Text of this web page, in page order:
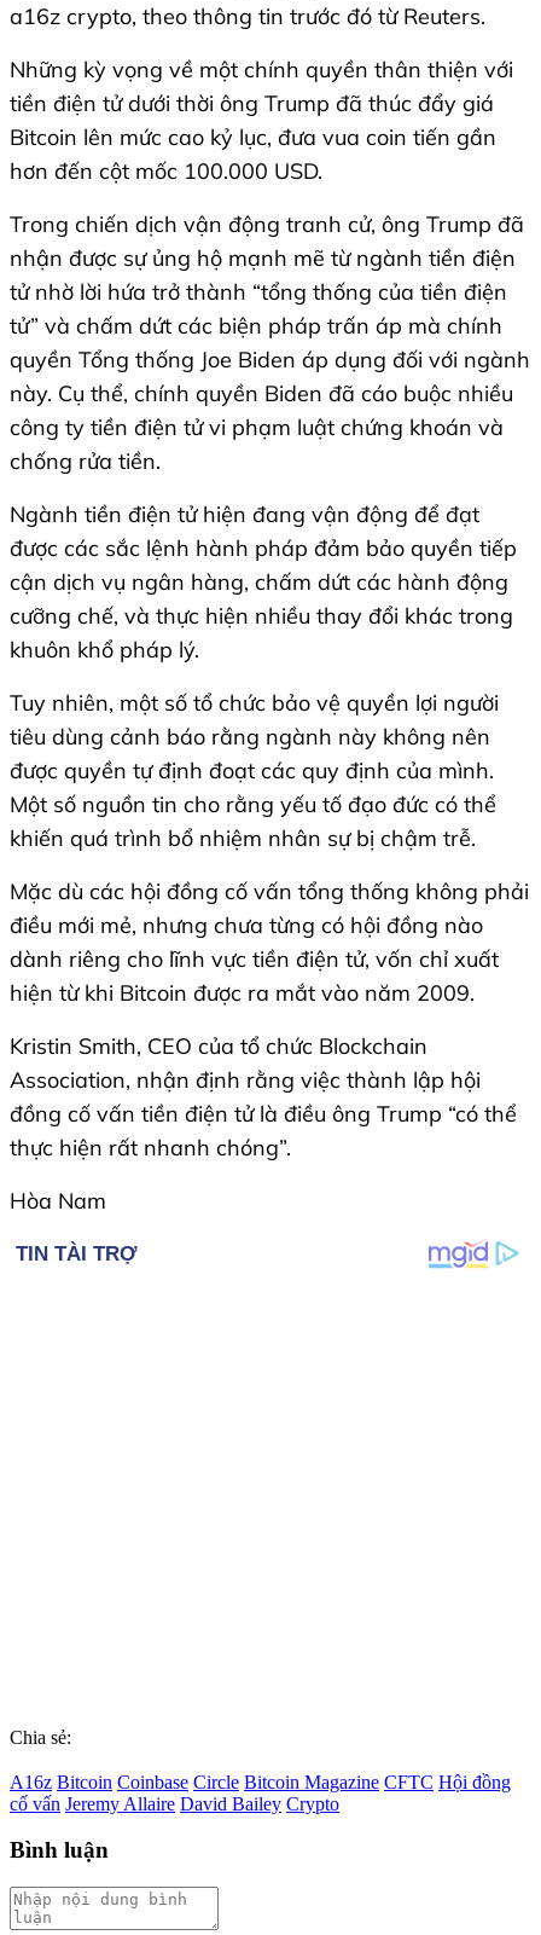
a16z crypto, theo thông tin trước đó từ Reuters.
Những kỳ vọng về một chính quyền thân thiện với
tiền điện tử dưới thời ông Trump đã thúc đẩy giá
Bitcoin lên mức cao kỷ lục, đưa vua coin tiến gần
hơn đến cột mốc 100.000 USD.
Trong chiến dịch vận động tranh cử, ông Trump đã
nhận được sự ủng hộ mạnh mẽ từ ngành tiền điện
tử nhờ lời hứa trở thành “tổng thống của tiền điện
tử” và chấm dứt các biện pháp trấn áp mà chính
quyền Tổng thống Joe Biden áp dụng đối với ngành
này. Cụ thể, chính quyền Biden đã cáo buộc nhiều
công ty tiền điện tử vi phạm luật chứng khoán và
chống rửa tiền.
Ngành tiền điện tử hiện đang vận động để đạt
được các sắc lệnh hành pháp đảm bảo quyền tiếp
cận dịch vụ ngân hàng, chấm dứt các hành động
cưỡng chế, và thực hiện nhiều thay đổi khác trong
khuôn khổ pháp lý.
Tuy nhiên, một số tổ chức bảo vệ quyền lợi người
tiêu dùng cảnh báo rằng ngành này không nên
được quyền tự định đoạt các quy định của mình.
Một số nguồn tin cho rằng yếu tố đạo đức có thể
khiến quá trình bổ nhiệm nhân sự bị chậm trễ.
Mặc dù các hội đồng cố vấn tổng thống không phải
điều mới mẻ, nhưng chưa từng có hội đồng nào
dành riêng cho lĩnh vực tiền điện tử, vốn chỉ xuất
hiện từ khi Bitcoin được ra mắt vào năm 2009.
Kristin Smith, CEO của tổ chức Blockchain
Association, nhận định rằng việc thành lập hội
đồng cố vấn tiền điện tử là điều ông Trump “có thể
thực hiện rất nhanh chóng”.
Hòa Nam
Chia sẻ:
A16z Bitcoin Coinbase Circle Bitcoin Magazine CFTC Hội đồng
cố vấn Jeremy Allaire David Bailey Crypto
Bình luận